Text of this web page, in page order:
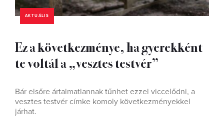
AKTUÁLIS
Ez a következménye, ha gyerekként
te voltál a „vesztes testvér”
Bár elsőre ártalmatlannak tűnhet ezzel viccelődni, a
vesztes testvér címke komoly következményekkel
járhat.